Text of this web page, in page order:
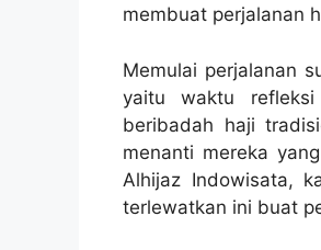
membuat perjalanan
Memulai perjalanan
yaitu waktu
beribadah haji
menanti mereka
Alhijaz Indowisata,
terlewatkan ini buat